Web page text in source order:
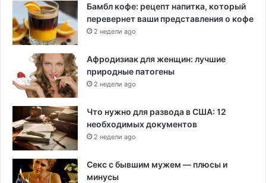
Бамбл кофе: рецепт напитка, который
перевернет ваши представления о кофе
2 недели ago
Афродизиак для женщин: лучшие
природные патогены
2 недели ago
Что нужно для развода в США: 12
необходимых документов
2 недели ago
Секс с бывшим мужем — плюсы и
минусы